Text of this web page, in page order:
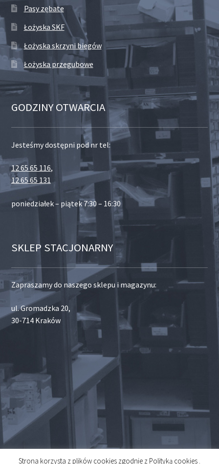
Pasy zębate
Łożyska SKF
Łożyska skrzyni biegów
Łożyska przegubowe
GODZINY OTWARCIA
Jesteśmy dostępni pod nr tel:
12 65 65 116,
12 65 65 131
poniedziałek – piątek 7:30 – 16:30
SKLEP STACJONARNY
Zapraszamy do naszego sklepu i magazynu:
ul. Gromadzka 20,
30-714 Kraków
Strona korzysta z plików cookies zgodnie z Polityką cookies .